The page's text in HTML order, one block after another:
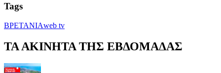
Tags
ΒΡΕΤΑΝΙΑweb tv
ΤΑ ΑΚΙΝΗΤΑ ΤΗΣ ΕΒΔΟΜΑΔΑΣ